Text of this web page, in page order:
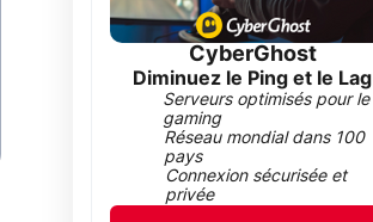
CyberGhost
Diminuez le Ping et le Lag
Serveurs optimisés pour le
gaming
Réseau mondial dans 100
pays
Connexion sécurisée et
privée